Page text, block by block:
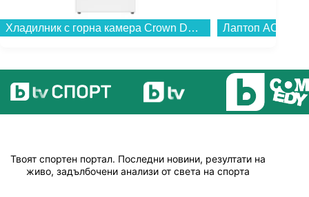
Хладилник с горна камера Crown DF154WH , 157 l, E , Бял , Статична...
Твоят спортен портал. Последни новини, резултати на
живо, задълбочени анализи от света на спорта